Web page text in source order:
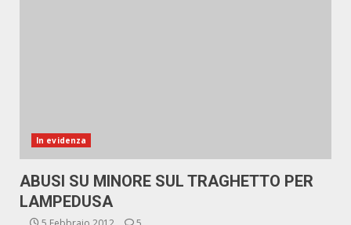
In evidenza
ABUSI SU MINORE SUL TRAGHETTO PER
LAMPEDUSA